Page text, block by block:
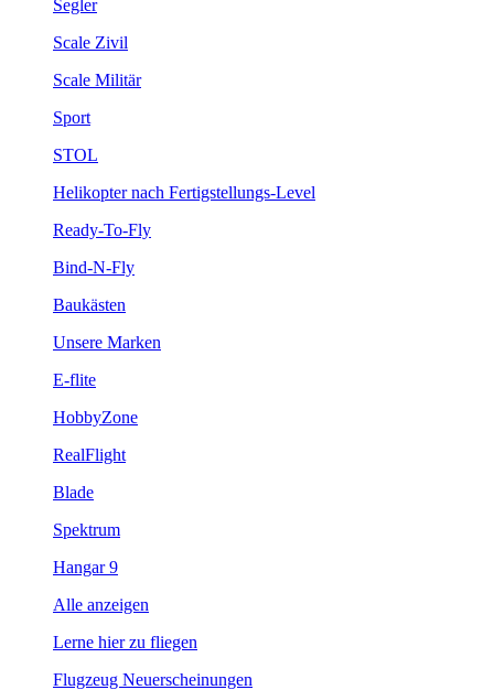
Segler
Scale Zivil
Scale Militär
Sport
STOL
Helikopter nach Fertigstellungs-Level
Ready-To-Fly
Bind-N-Fly
Baukästen
Unsere Marken
E-flite
HobbyZone
RealFlight
Blade
Spektrum
Hangar 9
Alle anzeigen
Lerne hier zu fliegen
Flugzeug Neuerscheinungen